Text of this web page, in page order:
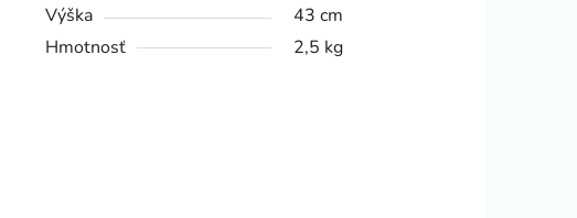
Výška
43 cm
Hmotnosť
2,5 kg